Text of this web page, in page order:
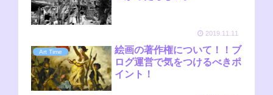
2019.11.11
Art Time
絵画の著作権について！！ブ
ログ運営で気をつけるべきポ
イント！